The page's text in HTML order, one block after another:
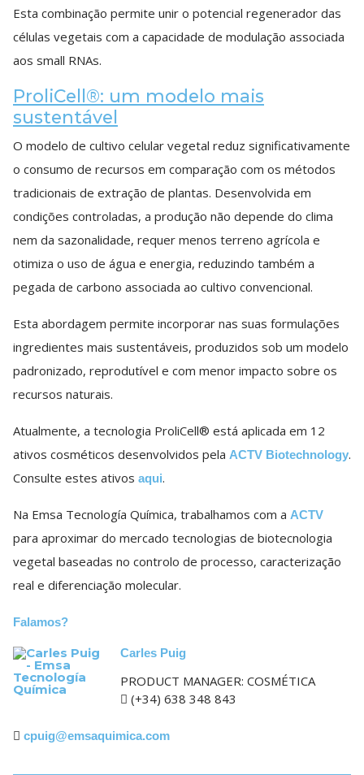
Esta combinação permite unir o potencial regenerador das
células vegetais com a capacidade de modulação associada
aos small RNAs.
ProliCell®: um modelo mais
sustentável
O modelo de cultivo celular vegetal reduz significativamente
o consumo de recursos em comparação com os métodos
tradicionais de extração de plantas. Desenvolvida em
condições controladas, a produção não depende do clima
nem da sazonalidade, requer menos terreno agrícola e
otimiza o uso de água e energia, reduzindo também a
pegada de carbono associada ao cultivo convencional.
Esta abordagem permite incorporar nas suas formulações
ingredientes mais sustentáveis, produzidos sob um modelo
padronizado, reprodutível e com menor impacto sobre os
recursos naturais.
Atualmente, a tecnologia ProliCell® está aplicada em 12
ativos cosméticos desenvolvidos pela ACTV Biotechnology.
Consulte estes ativos aqui.
Na Emsa Tecnología Química, trabalhamos com a ACTV
para aproximar do mercado tecnologias de biotecnologia
vegetal baseadas no controlo de processo, caracterização
real e diferenciação molecular.
Falamos?
Carles Puig
PRODUCT MANAGER: COSMÉTICA
(+34) 638 348 843
cpuig@emsaquimica.com